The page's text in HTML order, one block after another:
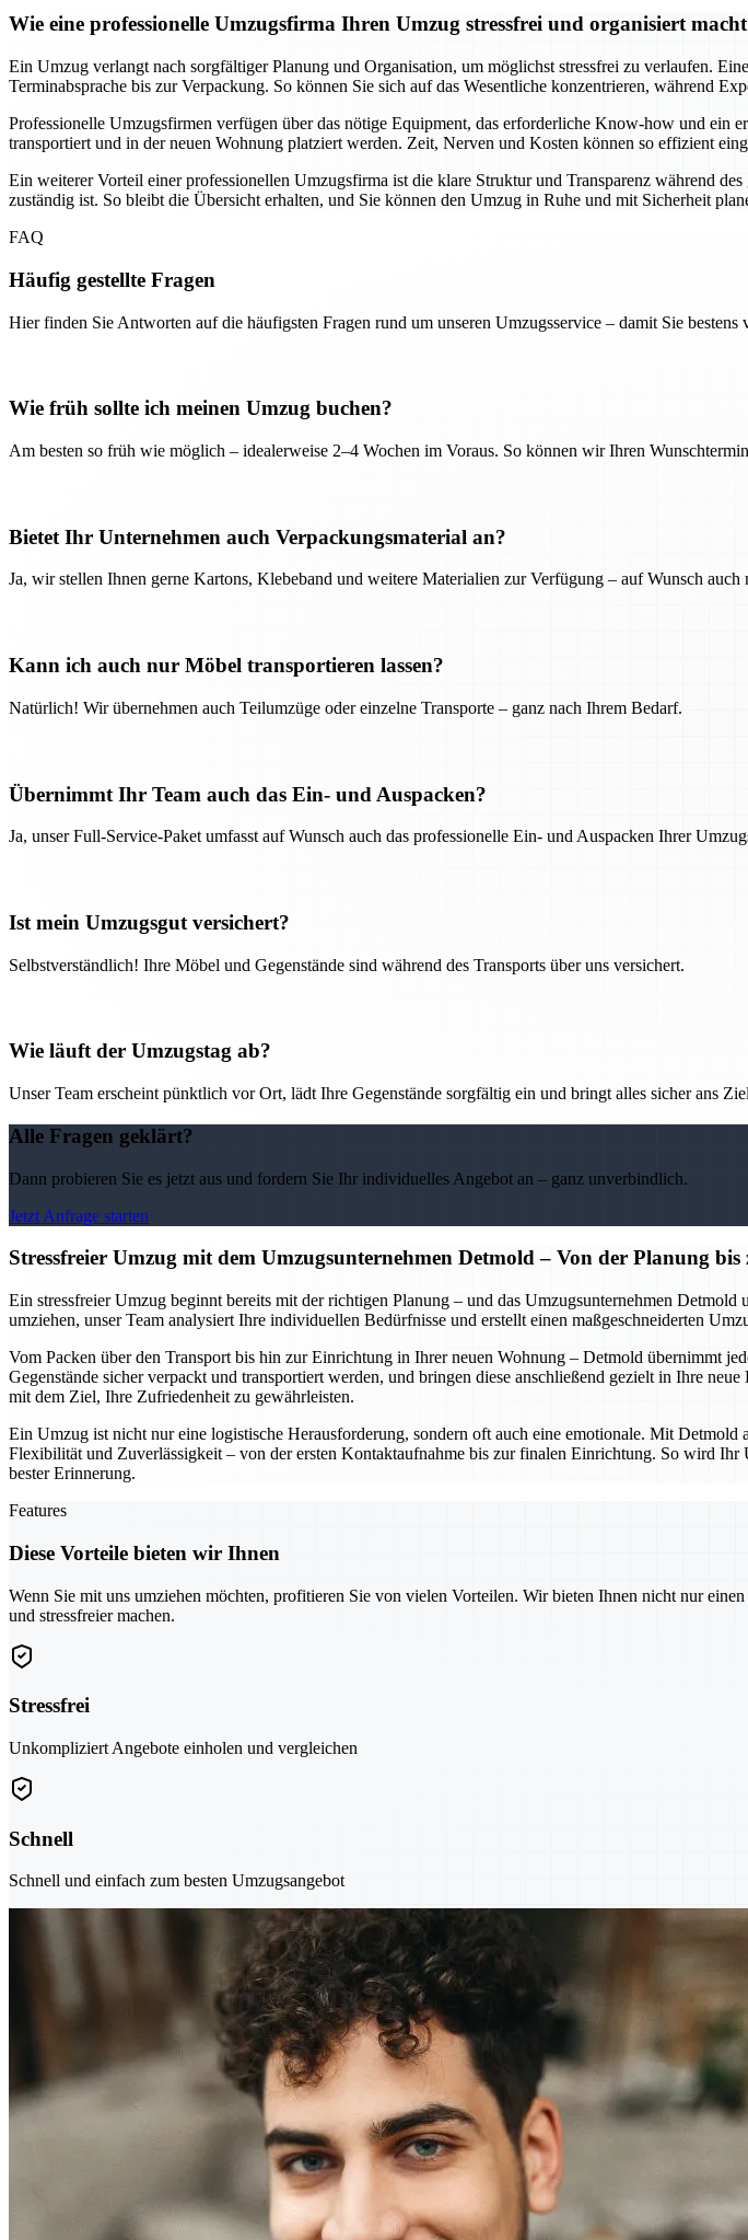
Wie eine professionelle Umzugsfirma Ihren Umzug stressfrei und organisiert macht
Ein Umzug verlangt nach sorgfältiger Planung und Organisation, um möglichst stressfrei zu verlaufen.
Terminabsprache bis zur Verpackung. So können Sie sich auf das Wesentliche konzentrieren, während
Professionelle Umzugsfirmen verfügen über das nötige Equipment, das erforderliche Know-how und ein
transportiert und in der neuen Wohnung platziert werden. Zeit, Nerven und Kosten können so effizient
Ein weiterer Vorteil einer professionellen Umzugsfirma ist die klare Struktur und Transparenz während
zuständig ist. So bleibt die Übersicht erhalten, und Sie können den Umzug in Ruhe und mit Sicherheit
FAQ
Häufig gestellte Fragen
Hier finden Sie Antworten auf die häufigsten Fragen rund um unseren Umzugsservice – damit Sie bestens
Wie früh sollte ich meinen Umzug buchen?
Am besten so früh wie möglich – idealerweise 2–4 Wochen im Voraus. So können wir Ihren
Bietet Ihr Unternehmen auch Verpackungsmaterial an?
Ja, wir stellen Ihnen gerne Kartons, Klebeband und weitere Materialien zur Verfügung – auf Wunsch auch
Kann ich auch nur Möbel transportieren lassen?
Natürlich! Wir übernehmen auch Teilumzüge oder einzelne Transporte – ganz nach Ihrem Bedarf.
Übernimmt Ihr Team auch das Ein- und Auspacken?
Ja, unser Full-Service-Paket umfasst auf Wunsch auch das professionelle Ein- und Auspacken Ihrer
Ist mein Umzugsgut versichert?
Selbstverständlich! Ihre Möbel und Gegenstände sind während des Transports über uns versichert.
Wie läuft der Umzugstag ab?
Unser Team erscheint pünktlich vor Ort, lädt Ihre Gegenstände sorgfältig ein und bringt alles sicher ans
Alle Fragen geklärt?
Dann probieren Sie es jetzt aus und fordern Sie Ihr individuelles Angebot an – ganz unverbindlich.
Jetzt Anfrage starten
Stressfreier Umzug mit dem Umzugsunternehmen Detmold – Von der Planung
Ein stressfreier Umzug beginnt bereits mit der richtigen Planung – und das Umzugsunternehmen
umziehen, unser Team analysiert Ihre individuellen Bedürfnisse und erstellt einen maßgeschneiderten
Vom Packen über den Transport bis hin zur Einrichtung in Ihrer neuen Wohnung – Detmold übernimmt
Gegenstände sicher verpackt und transportiert werden, und bringen diese anschließend gezielt in Ihre
mit dem Ziel, Ihre Zufriedenheit zu gewährleisten.
Ein Umzug ist nicht nur eine logistische Herausforderung, sondern oft auch eine emotionale. Mit Detmold
Flexibilität und Zuverlässigkeit – von der ersten Kontaktaufnahme bis zur finalen Einrichtung. So wird
bester Erinnerung.
Features
Diese Vorteile bieten wir Ihnen
Wenn Sie mit uns umziehen möchten, profitieren Sie von vielen Vorteilen. Wir bieten Ihnen nicht nur
und stressfreier machen.
Stressfrei
Unkompliziert Angebote einholen und vergleichen
Schnell
Schnell und einfach zum besten Umzugsangebot